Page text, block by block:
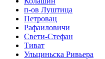
п-ов Луштица
Петровац
Рафаиловичи
Свети-Стефан
Тиват
Ульциньска Ривьера